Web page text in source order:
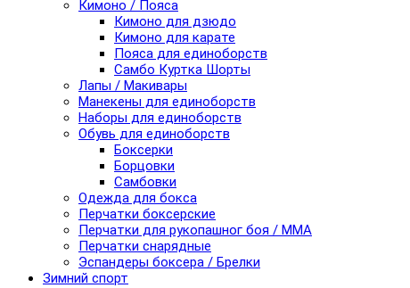
Кимоно / Пояса
Кимоно для дзюдо
Кимоно для карате
Пояса для единоборств
Самбо Куртка Шорты
Лапы / Макивары
Манекены для единоборств
Наборы для единоборств
Обувь для единоборств
Боксерки
Борцовки
Самбовки
Одежда для бокса
Перчатки боксерские
Перчатки для рукопашног боя / ММА
Перчатки снарядные
Эспандеры боксера / Брелки
Зимний спорт